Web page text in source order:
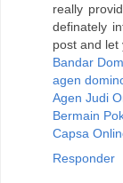
really
definately
post and let
Bandar
agen
Agen Judi
Bermain
Capsa
Responder